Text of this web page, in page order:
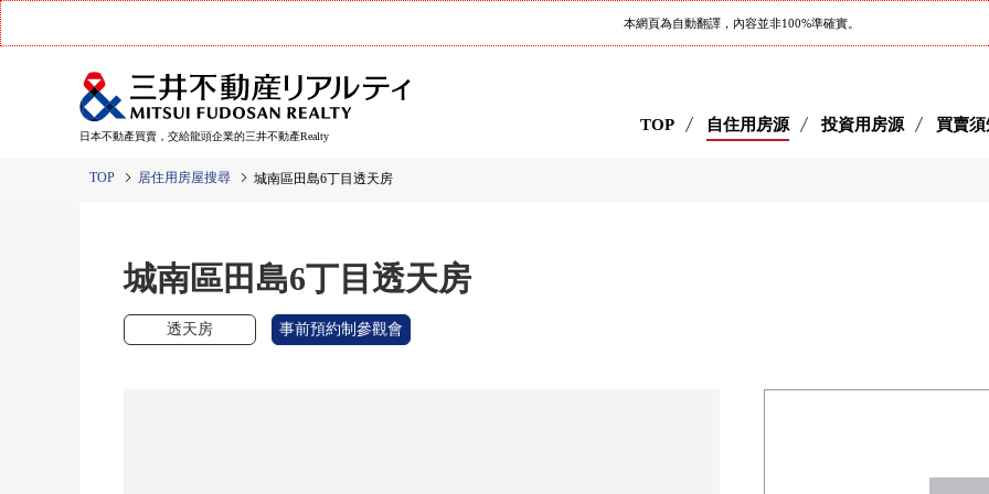
本網頁為自動翻譯，內容並非100%準確實。
日本不動產買賣，交給龍頭企業的三井不動產Realty
TOP 自住用房源 投資用房源 買賣須
TOP 居住用房屋搜尋 城南區田島6丁目透天房
城南區田島6丁目透天房
透天房 事前預約制參觀會